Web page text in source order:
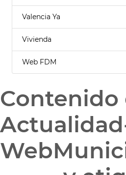
Valencia Ya
Vivienda
Web FDM
Contenido